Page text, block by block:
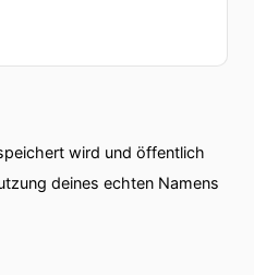
wird und öffentlich
deines echten Namens